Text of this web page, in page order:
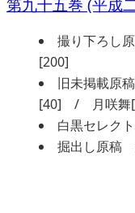
第九十五巻 (平成
撮り下ろし
[200]
旧未掲載
[40] / 月咲舞
白黒セレク
掘出し原稿